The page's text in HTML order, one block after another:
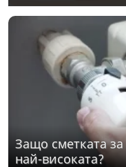
Защо сметката
най-високата?